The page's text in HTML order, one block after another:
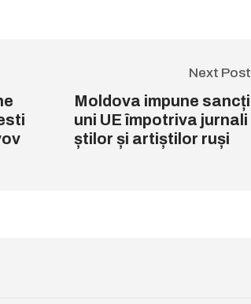
Next Post
Moldova impune sancți
uni UE împotriva jurnali
știlor și artiștilor ruși